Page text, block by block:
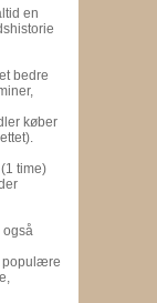
en
bedre
køber
time)
også
populære